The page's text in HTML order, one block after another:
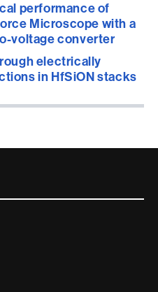
performance of
Microscope with a
voltage converter
electrically
in HfSiON stacks